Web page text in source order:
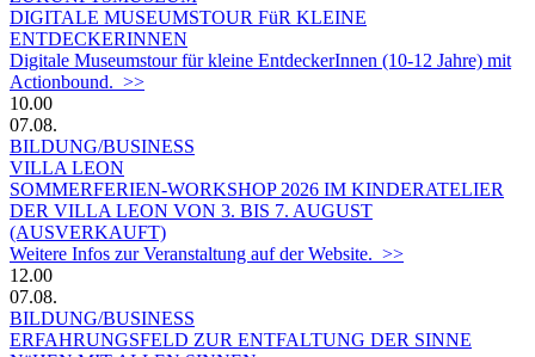
DIGITALE MUSEUMSTOUR FüR KLEINE
ENTDECKERINNEN
Digitale Museumstour für kleine EntdeckerInnen (10-12 Jahre) mit
Actionbound. >>
10.00
07.08.
BILDUNG/BUSINESS
VILLA LEON
SOMMERFERIEN-WORKSHOP 2026 IM KINDERATELIER
DER VILLA LEON VON 3. BIS 7. AUGUST
(AUSVERKAUFT)
Weitere Infos zur Veranstaltung auf der Website. >>
12.00
07.08.
BILDUNG/BUSINESS
ERFAHRUNGSFELD ZUR ENTFALTUNG DER SINNE